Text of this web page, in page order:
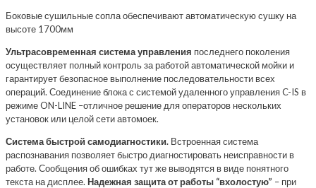
Боковые сушильные сопла обеспечивают автоматическую сушку на
высоте 1700мм
Ультрасовременная система управления последнего поколения
осуществляет полный контроль за работой автоматической мойки и
гарантирует безопасное выполнение последовательности всех
операций. Соединение блока с системой удаленного управления C-IS в
режиме ON-LINE –отличное решение для операторов нескольких
установок или целой сети автомоек.
Система быстрой самодиагностики. Встроенная система
распознавания позволяет быстро диагностировать неисправности в
работе. Сообщения об ошибках тут же выводятся в виде понятного
текста на дисплее. Надежная защита от работы “вхолостую” – при